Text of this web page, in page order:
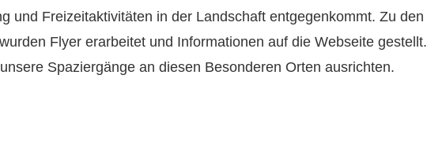
und Freizeitaktivitäten in der Landschaft entgegenkommt. Zu den
Flyer erarbeitet und Informationen auf die Webseite gestellt.
Spaziergänge an diesen Besonderen Orten ausrichten.